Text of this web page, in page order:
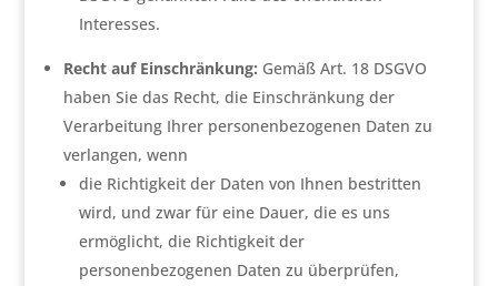
Interesses.
Recht auf Einschränkung: Gemäß Art. 18 DSGVO
haben Sie das Recht, die Einschränkung der
Verarbeitung Ihrer personenbezogenen Daten zu
verlangen, wenn
die Richtigkeit der Daten von Ihnen bestritten
wird, und zwar für eine Dauer, die es uns
ermöglicht, die Richtigkeit der
personenbezogenen Daten zu überprüfen,